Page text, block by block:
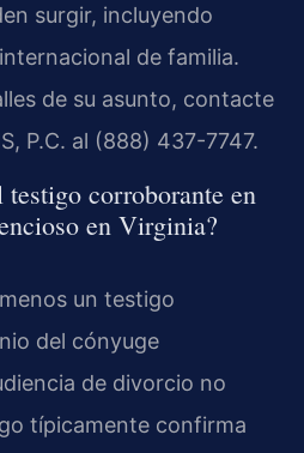
surgir, incluyendo
de familia.
de su asunto, contacte
P.C. al (888) 437-7747.
testigo corroborante en
en Virginia?
un testigo
del cónyuge
de divorcio no
típicamente confirma